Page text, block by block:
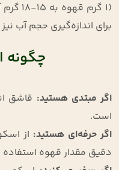
(1
برای اندازه‌گیری حجم آب نیز
چگونه
اگر مبتدی هستید: قاشق
است.
اگر حرفه‌ای هستید: از
دقیق مقدار قهوه استفاده